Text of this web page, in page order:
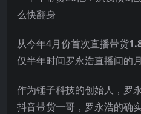
从今年4月份首次直播带货
仅半年时间罗永浩直播间的
作为锤子科技的创始人，罗
抖音带货一哥，罗永浩的确实